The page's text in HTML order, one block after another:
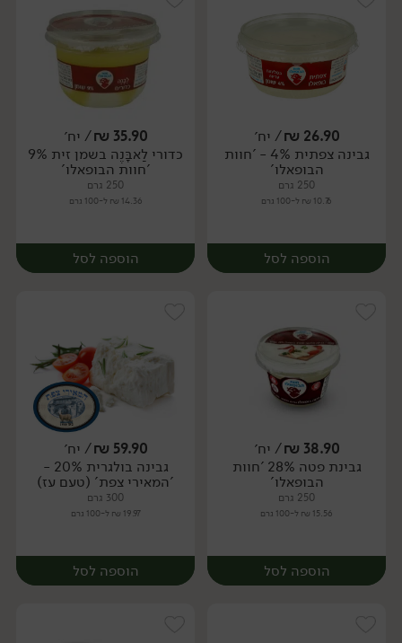
יח׳ יח׳
26.90
₪/ יח׳
גבינה צפתית 4% - 'חוות
הבופאלו'
250 גרם
10.76 ₪ ל-100 גרם
הוספה לסל
יח׳
35.90
₪/ יח׳
כדורי לַאבָּנֶה בשמן זית 9%
'חוות הבופאלו'
250 גרם
14.36 ₪ ל-100 גרם
הוספה לסל
יח׳
38.90
₪/ יח׳
גבינת פטה 28% 'חוות
הבופאלו'
250 גרם
15.56 ₪ ל-100 גרם
הוספה לסל
59.90
₪/ יח׳
גבינה בולגרית 20% -
'המאירי צפת' (טעם עז)
300 גרם
19.97 ₪ ל-100 גרם
הוספה לסל